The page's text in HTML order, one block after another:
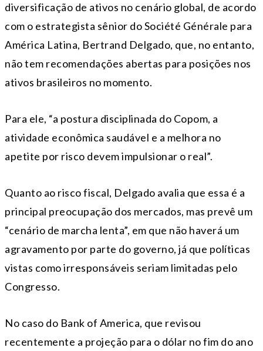
diversificação de ativos no cenário global, de acordo
com o estrategista sênior do Société Générale para
América Latina, Bertrand Delgado, que, no entanto,
não tem recomendações abertas para posições nos
ativos brasileiros no momento.
Para ele, “a postura disciplinada do Copom, a
atividade econômica saudável e a melhora no
apetite por risco devem impulsionar o real”.
Quanto ao risco fiscal, Delgado avalia que essa é a
principal preocupação dos mercados, mas prevê um
“cenário de marcha lenta”, em que não haverá um
agravamento por parte do governo, já que políticas
vistas como irresponsáveis seriam limitadas pelo
Congresso.
No caso do Bank of America, que revisou
recentemente a projeção para o dólar no fim do ano